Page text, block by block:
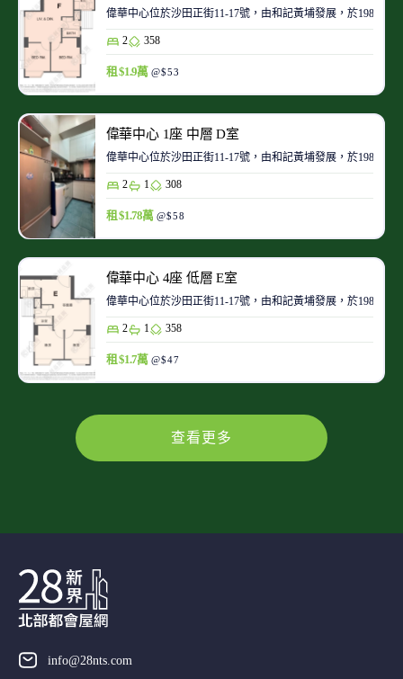
偉華中心位於沙田正街11-17號，由和記黃埔發展，於1986-
2 358
租 $1.9萬 @$53
偉華中心 1座 中層 D室
偉華中心位於沙田正街11-17號，由和記黃埔發展，於1986-
2 1 308
租 $1.78萬 @$58
偉華中心 4座 低層 E室
偉華中心位於沙田正街11-17號，由和記黃埔發展，於1986-
2 1 358
租 $1.7萬 @$47
查看更多
info@28nts.com